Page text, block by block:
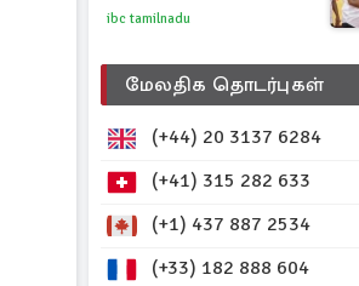
ibc tamilnadu
மேலதிக தொடர்புகள்
(+44) 20 3137 6284
(+41) 315 282 633
(+1) 437 887 2534
(+33) 182 888 604